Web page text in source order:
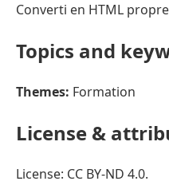
Converti en HTML
Topics and
Themes: Formation
License &
License: CC BY-ND 4.0.